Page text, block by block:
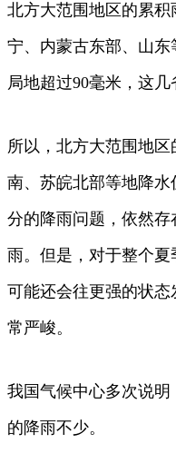
北方大范围地区的累
宁、内蒙古东部、山东
局地超过90毫米，这几
所以，北方大范围地
南、苏皖北部等地降
分的降雨问题，依然存
雨。但是，对于整个
可能还会往更强的状
常严峻。
我国气候中心多次说明
的降雨不少。